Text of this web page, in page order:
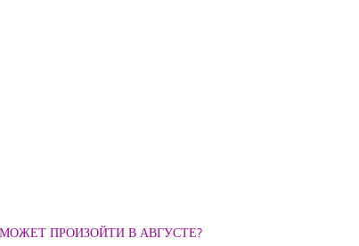
МОЖЕТ ПРОИЗОЙТИ В АВГУСТЕ?